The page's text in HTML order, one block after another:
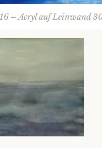
– Acryl auf Leinwand